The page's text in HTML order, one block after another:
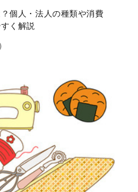
個人・法人の種類や消費
く解説